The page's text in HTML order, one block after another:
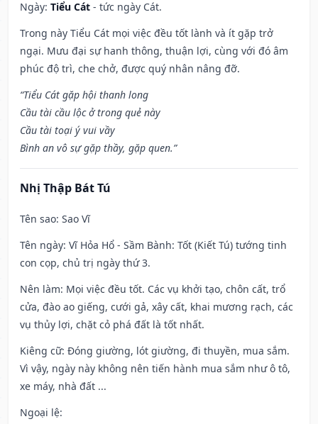
Ngày: Tiểu Cát - tức ngày Cát.
Trong này Tiểu Cát mọi việc đều tốt lành và ít gặp trở
ngại. Mưu đại sự hanh thông, thuận lợi, cùng với đó âm
phúc độ trì, che chở, được quý nhân nâng đỡ.
“Tiểu Cát gặp hội thanh long
Cầu tài cầu lộc ở trong quẻ này
Cầu tài toại ý vui vầy
Bình an vô sự gặp thầy, gặp quen.”
Nhị Thập Bát Tú
Tên sao: Sao Vĩ
Tên ngày: Vĩ Hỏa Hổ - Sầm Bành: Tốt (Kiết Tú) tướng tinh
con cọp, chủ trị ngày thứ 3.
Nên làm: Mọi việc đều tốt. Các vụ khởi tạo, chôn cất, trổ
cửa, đào ao giếng, cưới gả, xây cất, khai mương rạch, các
vụ thủy lợi, chặt cỏ phá đất là tốt nhất.
Kiêng cữ: Đóng giường, lót giường, đi thuyền, mua sắm.
Vì vậy, ngày này không nên tiến hành mua sắm như ô tô,
xe máy, nhà đất ...
Ngoại lệ: